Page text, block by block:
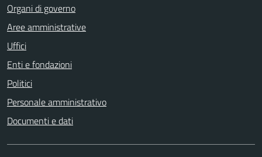
Organi di governo
Aree amministrative
Uffici
Enti e fondazioni
Politici
Personale amministrativo
Documenti e dati